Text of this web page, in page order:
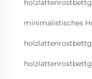
minimalistisches